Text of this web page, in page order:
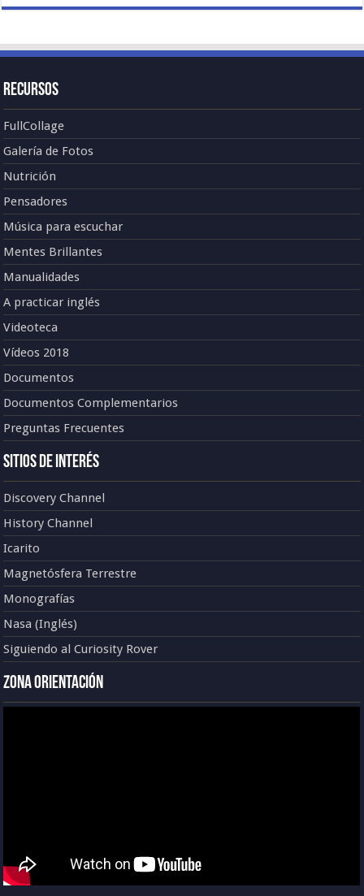
Recursos
FullCollage
Galería de Fotos
Nutrición
Pensadores
Música para escuchar
Mentes Brillantes
Manualidades
A practicar inglés
Videoteca
Vídeos 2018
Documentos
Documentos Complementarios
Preguntas Frecuentes
Sitios de Interés
Discovery Channel
History Channel
Icarito
Magnetósfera Terrestre
Monografías
Nasa (Inglés)
Siguiendo al Curiosity Rover
Zona Orientación